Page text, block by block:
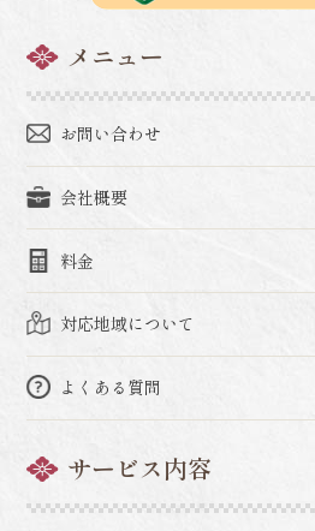
メニュー
お問い合わせ
会社概要
料金
対応地域について
よくある質問
サービス内容